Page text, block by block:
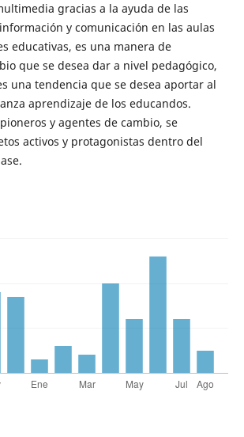
gracias a la ayuda de las
y comunicación en las aulas
educativas, es una manera de
que se desea dar a nivel pedagógico,
una tendencia que se desea aportar al
aprendizaje de los educandos.
y agentes de cambio, se
activos y protagonistas dentro del